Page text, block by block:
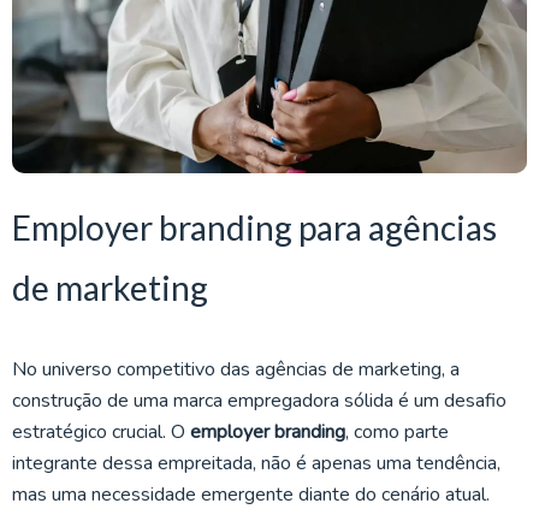
Employer branding para agências
de marketing
No universo competitivo das agências de marketing, a
construção de uma marca empregadora sólida é um desafio
estratégico crucial. O employer branding, como parte
integrante dessa empreitada, não é apenas uma tendência,
mas uma necessidade emergente diante do cenário atual.